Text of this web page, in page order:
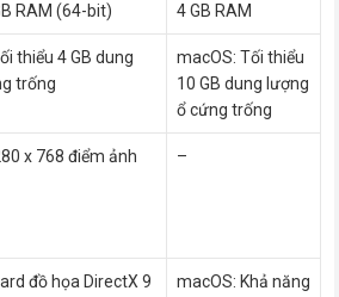
RAM (64-bit)
4 GB RAM
thiểu 4 GB dung
trống
macOS: Tối thiểu
10 GB dung lượng
ổ cứng trống
x 768 điểm ảnh –
đồ họa DirectX 9
macOS: Khả năng